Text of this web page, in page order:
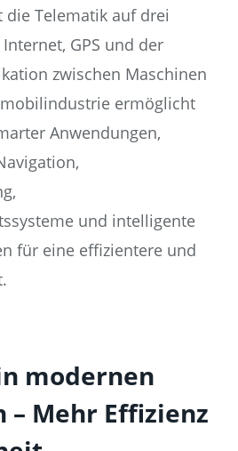
die Telematik auf drei
GPS und der
zwischen Maschinen
ermöglicht
Anwendungen,
und intelligente
für eine effizientere und
modernen
– Mehr Effizienz